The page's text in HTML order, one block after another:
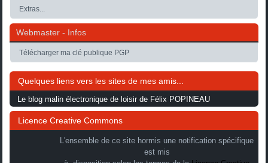
Extras...
Webmaster - Infos
Télécharger ma clé publique PGP
Quelques liens vers les sites de mes amis...
Le blog malin électronique de loisir de Félix POPINEAU
Licence Creative Commons
L'ensemble de ce site hormis une notification spécifique
est mis